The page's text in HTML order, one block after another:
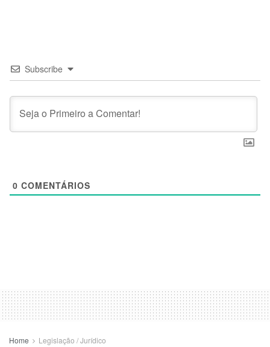
Subscribe
0 COMENTÁRIOS
Home Legislação / Jurídico